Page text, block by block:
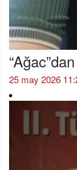
25 may 2026